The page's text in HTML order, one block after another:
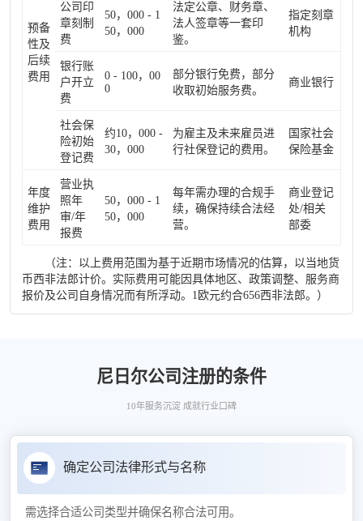
预备
性及
后续
费用
公司印
章刻制
费
50，000 - 1
50，000
法定公章、财务章、
法人签章等一套印
鉴。
指定刻章
机构
银行账
户开立
费
0 - 100，00
0
部分银行免费，部分
收取初始服务费。
商业银行
社会保
险初始
登记费
约10，000 -
30，000
为雇主及未来雇员进
行社保登记的费用。
国家社会
保险基金
年度
维护
费用
营业执
照年
审/年
报费
50，000 - 1
50，000
每年需办理的合规手
续，确保持续合法经
营。
商业登记
处/相关
部委
（注：以上费用范围为基于近期市场情况的估算，以当地货
币西非法郎计价。实际费用可能因具体地区、政策调整、服务商
报价及公司自身情况而有所浮动。1欧元约合656西非法郎。）
尼日尔公司注册的条件
10年服务沉淀 成就行业口碑
确定公司法律形式与名称
需选择合适公司类型并确保名称合法可用。